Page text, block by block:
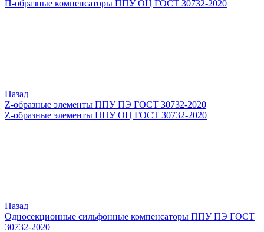
П-образные компенсаторы ППУ ОЦ ГОСТ 30732-2020
Назад
Z-образные элементы ППУ ПЭ ГОСТ 30732-2020
Z-образные элементы ППУ ОЦ ГОСТ 30732-2020
Назад
Односекционные сильфонные компенсаторы ППУ ПЭ ГОСТ
30732-2020